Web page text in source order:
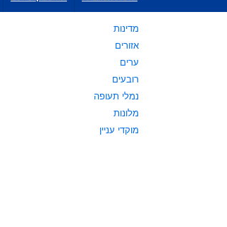
מדינות
אזורים
ערים
רובעים
נמלי תעופה
מלונות
מוקדי עניין